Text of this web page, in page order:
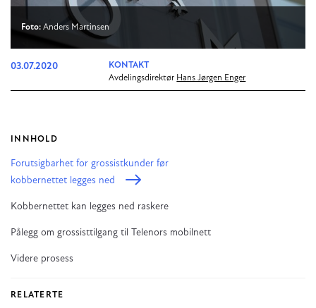
Foto: Anders Martinsen
03.07.2020
KONTAKT
Avdelingsdirektør Hans Jørgen Enger
INNHOLD
Forutsigbarhet for grossistkunder før
kobbernettet legges ned
Kobbernettet kan legges ned raskere
Pålegg om grossisttilgang til Telenors mobilnett
Videre prosess
RELATERTE